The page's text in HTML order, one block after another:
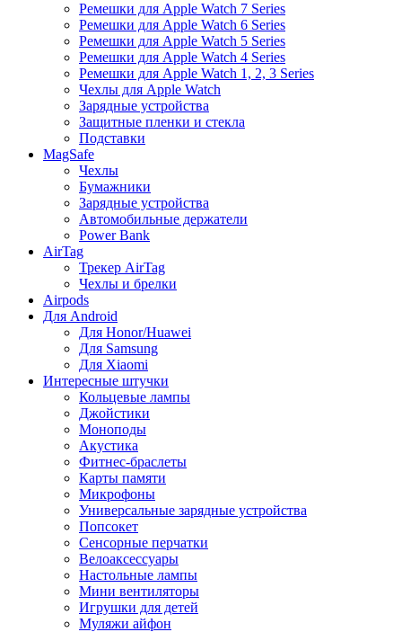
Ремешки для Apple Watch 7 Series
Ремешки для Apple Watch 6 Series
Ремешки для Apple Watch 5 Series
Ремешки для Apple Watch 4 Series
Ремешки для Apple Watch 1, 2, 3 Series
Чехлы для Apple Watch
Зарядные устройства
Защитные пленки и стекла
Подставки
MagSafe
Чехлы
Бумажники
Зарядные устройства
Автомобильные держатели
Power Bank
AirTag
Трекер AirTag
Чехлы и брелки
Airpods
Для Android
Для Honor/Huawei
Для Samsung
Для Xiaomi
Интересные штучки
Кольцевые лампы
Джойстики
Моноподы
Акустика
Фитнес-браслеты
Карты памяти
Микрофоны
Универсальные зарядные устройства
Попсокет
Сенсорные перчатки
Велоаксессуары
Настольные лампы
Мини вентиляторы
Игрушки для детей
Муляжи айфон